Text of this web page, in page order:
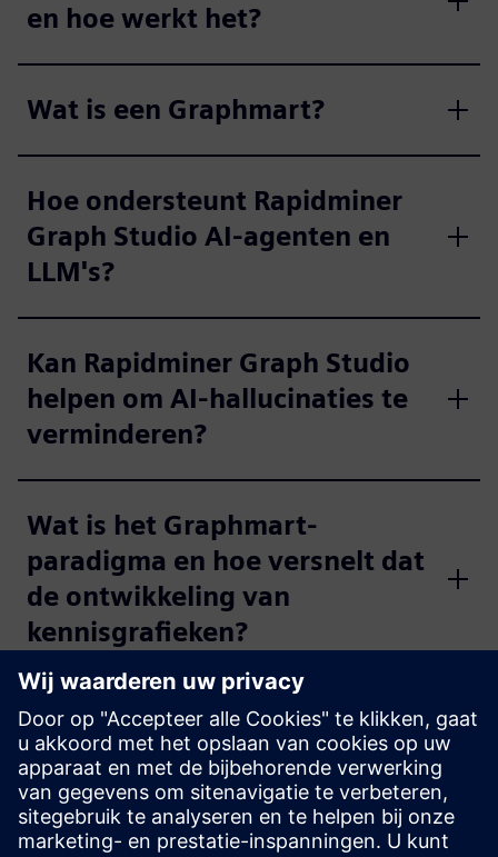
en hoe werkt het?
Wat is een Graphmart?
Hoe ondersteunt Rapidminer
Graph Studio AI-agenten en
LLM's?
Kan Rapidminer Graph Studio
helpen om AI-hallucinaties te
verminderen?
Wat is het Graphmart-
paradigma en hoe versnelt dat
de ontwikkeling van
kennisgrafieken?
Hoe maakt Intelligence Center
X gebruik van
grafiektechnologie om diepere
inzichten te verschaffen?